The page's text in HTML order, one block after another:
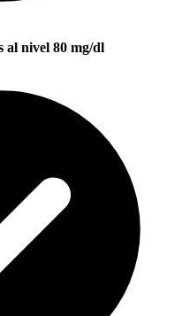
al nivel 80 mg/dl